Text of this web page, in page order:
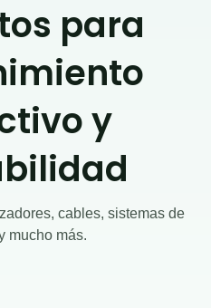
para
y
cables, sistemas de
mucho más.